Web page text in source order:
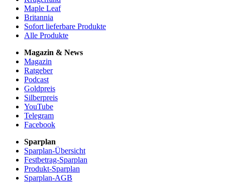
Maple Leaf
Britannia
Sofort lieferbare Produkte
Alle Produkte
Magazin & News
Magazin
Ratgeber
Podcast
Goldpreis
Silberpreis
YouTube
Telegram
Facebook
Sparplan
Sparplan-Übersicht
Festbetrag-Sparplan
Produkt-Sparplan
Sparplan-AGB